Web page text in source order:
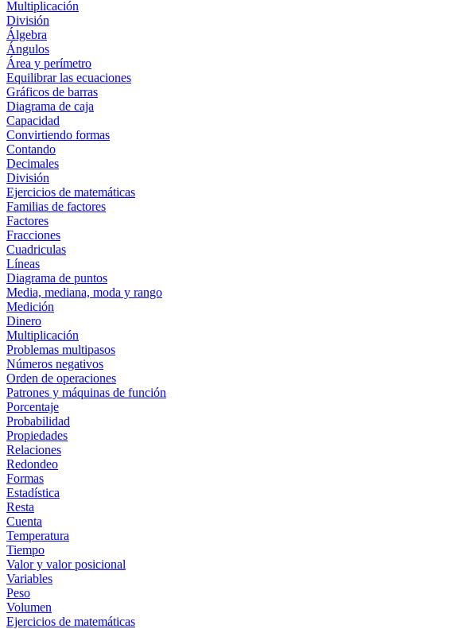
Multiplicación
División
Álgebra
Ángulos
Área y perímetro
Equilibrar las ecuaciones
Gráficos de barras
Diagrama de caja
Capacidad
Convirtiendo formas
Contando
Decimales
División
Ejercicios de matemáticas
Familias de factores
Factores
Fracciones
Cuadriculas
Líneas
Diagrama de puntos
Media, mediana, moda y rango
Medición
Dinero
Multiplicación
Problemas multipasos
Números negativos
Orden de operaciones
Patrones y máquinas de función
Porcentaje
Probabilidad
Propiedades
Relaciones
Redondeo
Formas
Estadística
Resta
Cuenta
Temperatura
Tiempo
Valor y valor posicional
Variables
Peso
Volumen
Ejercicios de matemáticas